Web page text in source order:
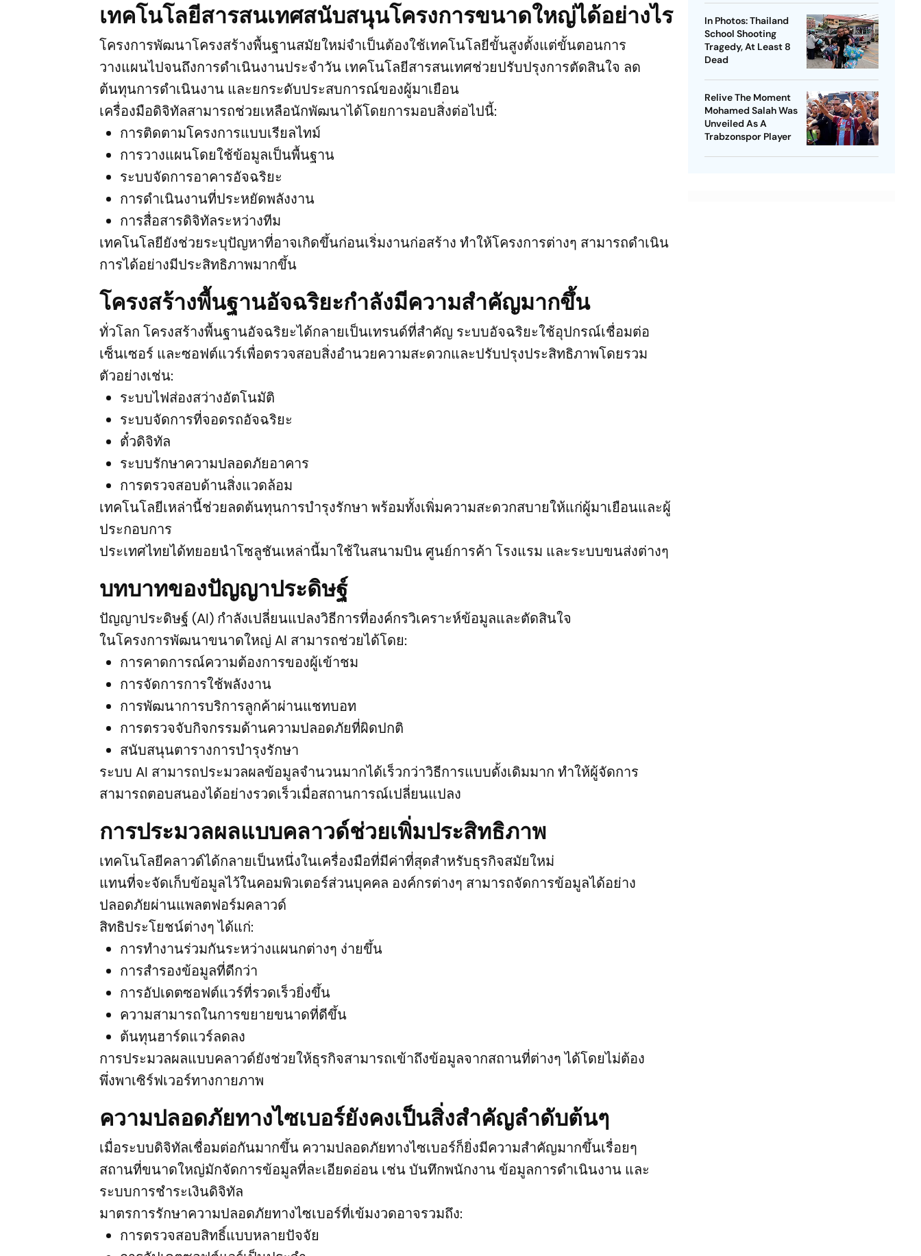
เทคโนโลยีสารสนเทศสนับสนุนโครงการขนาดใหญ่ได้อย่างไร
โครงการพัฒนาโครงสร้างพื้นฐานสมัยใหม่จำเป็นต้องใช้เทคโนโลยีขั้นสูงตั้งแต่ขั้นตอนการ
วางแผนไปจนถึงการดำเนินงานประจำวัน เทคโนโลยีสารสนเทศช่วยปรับปรุงการตัดสินใจ ลด
ต้นทุนการดำเนินงาน และยกระดับประสบการณ์ของผู้มาเยือน
เครื่องมือดิจิทัลสามารถช่วยเหลือนักพัฒนาได้โดยการมอบสิ่งต่อไปนี้:
การติดตามโครงการแบบเรียลไทม์
การวางแผนโดยใช้ข้อมูลเป็นพื้นฐาน
ระบบจัดการอาคารอัจฉริยะ
การดำเนินงานที่ประหยัดพลังงาน
การสื่อสารดิจิทัลระหว่างทีม
เทคโนโลยียังช่วยระบุปัญหาที่อาจเกิดขึ้นก่อนเริ่มงานก่อสร้าง ทำให้โครงการต่างๆ สามารถดำเนิน
การได้อย่างมีประสิทธิภาพมากขึ้น
โครงสร้างพื้นฐานอัจฉริยะกำลังมีความสำคัญมากขึ้น
ทั่วโลก โครงสร้างพื้นฐานอัจฉริยะได้กลายเป็นเทรนด์ที่สำคัญ ระบบอัจฉริยะใช้อุปกรณ์เชื่อมต่อ
เซ็นเซอร์ และซอฟต์แวร์เพื่อตรวจสอบสิ่งอำนวยความสะดวกและปรับปรุงประสิทธิภาพโดยรวม
ตัวอย่างเช่น:
ระบบไฟส่องสว่างอัตโนมัติ
ระบบจัดการที่จอดรถอัจฉริยะ
ตั๋วดิจิทัล
ระบบรักษาความปลอดภัยอาคาร
การตรวจสอบด้านสิ่งแวดล้อม
เทคโนโลยีเหล่านี้ช่วยลดต้นทุนการบำรุงรักษา พร้อมทั้งเพิ่มความสะดวกสบายให้แก่ผู้มาเยือนและผู้
ประกอบการ
ประเทศไทยได้ทยอยนำโซลูชันเหล่านี้มาใช้ในสนามบิน ศูนย์การค้า โรงแรม และระบบขนส่งต่างๆ
บทบาทของปัญญาประดิษฐ์
ปัญญาประดิษฐ์ (AI) กำลังเปลี่ยนแปลงวิธีการที่องค์กรวิเคราะห์ข้อมูลและตัดสินใจ
ในโครงการพัฒนาขนาดใหญ่ AI สามารถช่วยได้โดย:
การคาดการณ์ความต้องการของผู้เข้าชม
การจัดการการใช้พลังงาน
การพัฒนาการบริการลูกค้าผ่านแชทบอท
การตรวจจับกิจกรรมด้านความปลอดภัยที่ผิดปกติ
สนับสนุนตารางการบำรุงรักษา
ระบบ AI สามารถประมวลผลข้อมูลจำนวนมากได้เร็วกว่าวิธีการแบบดั้งเดิมมาก ทำให้ผู้จัดการ
สามารถตอบสนองได้อย่างรวดเร็วเมื่อสถานการณ์เปลี่ยนแปลง
การประมวลผลแบบคลาวด์ช่วยเพิ่มประสิทธิภาพ
เทคโนโลยีคลาวด์ได้กลายเป็นหนึ่งในเครื่องมือที่มีค่าที่สุดสำหรับธุรกิจสมัยใหม่
แทนที่จะจัดเก็บข้อมูลไว้ในคอมพิวเตอร์ส่วนบุคคล องค์กรต่างๆ สามารถจัดการข้อมูลได้อย่าง
ปลอดภัยผ่านแพลตฟอร์มคลาวด์
สิทธิประโยชน์ต่างๆ ได้แก่:
การทำงานร่วมกันระหว่างแผนกต่างๆ ง่ายขึ้น
การสำรองข้อมูลที่ดีกว่า
การอัปเดตซอฟต์แวร์ที่รวดเร็วยิ่งขึ้น
ความสามารถในการขยายขนาดที่ดีขึ้น
ต้นทุนฮาร์ดแวร์ลดลง
การประมวลผลแบบคลาวด์ยังช่วยให้ธุรกิจสามารถเข้าถึงข้อมูลจากสถานที่ต่างๆ ได้โดยไม่ต้อง
พึ่งพาเซิร์ฟเวอร์ทางกายภาพ
ความปลอดภัยทางไซเบอร์ยังคงเป็นสิ่งสำคัญลำดับต้นๆ
เมื่อระบบดิจิทัลเชื่อมต่อกันมากขึ้น ความปลอดภัยทางไซเบอร์ก็ยิ่งมีความสำคัญมากขึ้นเรื่อยๆ
สถานที่ขนาดใหญ่มักจัดการข้อมูลที่ละเอียดอ่อน เช่น บันทึกพนักงาน ข้อมูลการดำเนินงาน และ
ระบบการชำระเงินดิจิทัล
มาตรการรักษาความปลอดภัยทางไซเบอร์ที่เข้มงวดอาจรวมถึง:
การตรวจสอบสิทธิ์แบบหลายปัจจัย
In Photos: Thailand
School Shooting
Tragedy, At Least 8
Dead
Relive The Moment
Mohamed Salah Was
Unveiled As A
Trabzonspor Player